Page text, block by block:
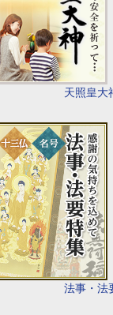
天照皇大
法事・法